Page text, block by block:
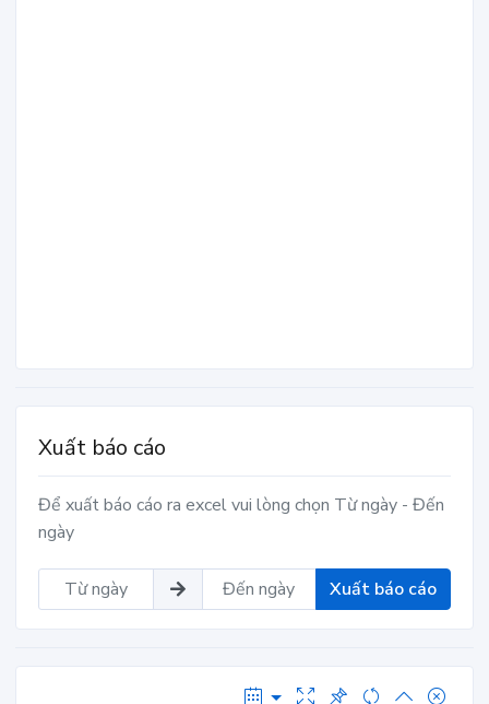
Xuất báo cáo
Để xuất báo cáo ra excel vui lòng chọn Từ ngày - Đến
ngày
Xuất báo cáo